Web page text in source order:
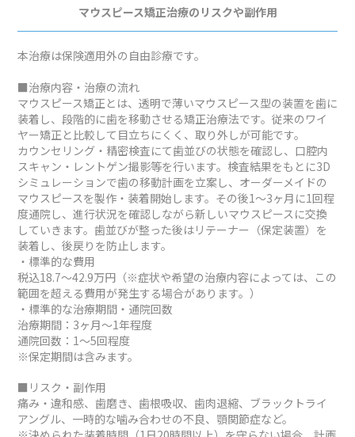
マウスピース矯正治療のリスクや副作用
本治療は保険適用外の自由診療です。
■治療内容・治療の流れ
マウスピース矯正とは、透明で薄いマウスピース型の装置を歯に
装着し、段階的に歯を移動させる矯正治療法です。従来のワイ
ヤー矯正と比較して目立ちにくく、取り外しが可能です。
カウンセリング・精密検査にて歯並びの状態を確認し、口腔内
スキャン・レントゲン撮影等を行います。検査結果をもとに3D
シミュレーションで歯の移動計画を立案し、オーダーメイドの
マウスピースを製作・装着開始します。その後1～3ヶ月に1回程
度通院し、進行状況を確認しながら新しいマウスピースに交換
していきます。歯並びが整った後はリテーナー（保定装置）を
装着し、後戻りを防止します。
・標準的な費用
税込18.7～42.9万円（※症状や希望の治療内容によっては、この
範囲を超える費用が発生する場合があります。）
・標準的な治療期間・通院回数
治療期間：3ヶ月～1年程度
通院回数：1～5回程度
※保定期間は含みます。
■リスク・副作用
痛み・違和感、歯磨き、歯根吸収、歯肉退縮、ブラックトライ
アングル、一時的な噛み合わせの不良、顎関節症など。